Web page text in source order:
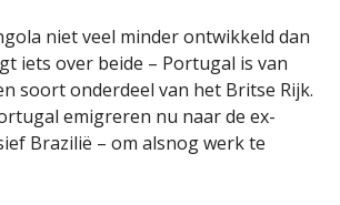
niet veel minder ontwikkeld dan
iets over beide – Portugal is van
soort onderdeel van het Britse Rijk.
emigreren nu naar de ex-
Brazilië – om alsnog werk te